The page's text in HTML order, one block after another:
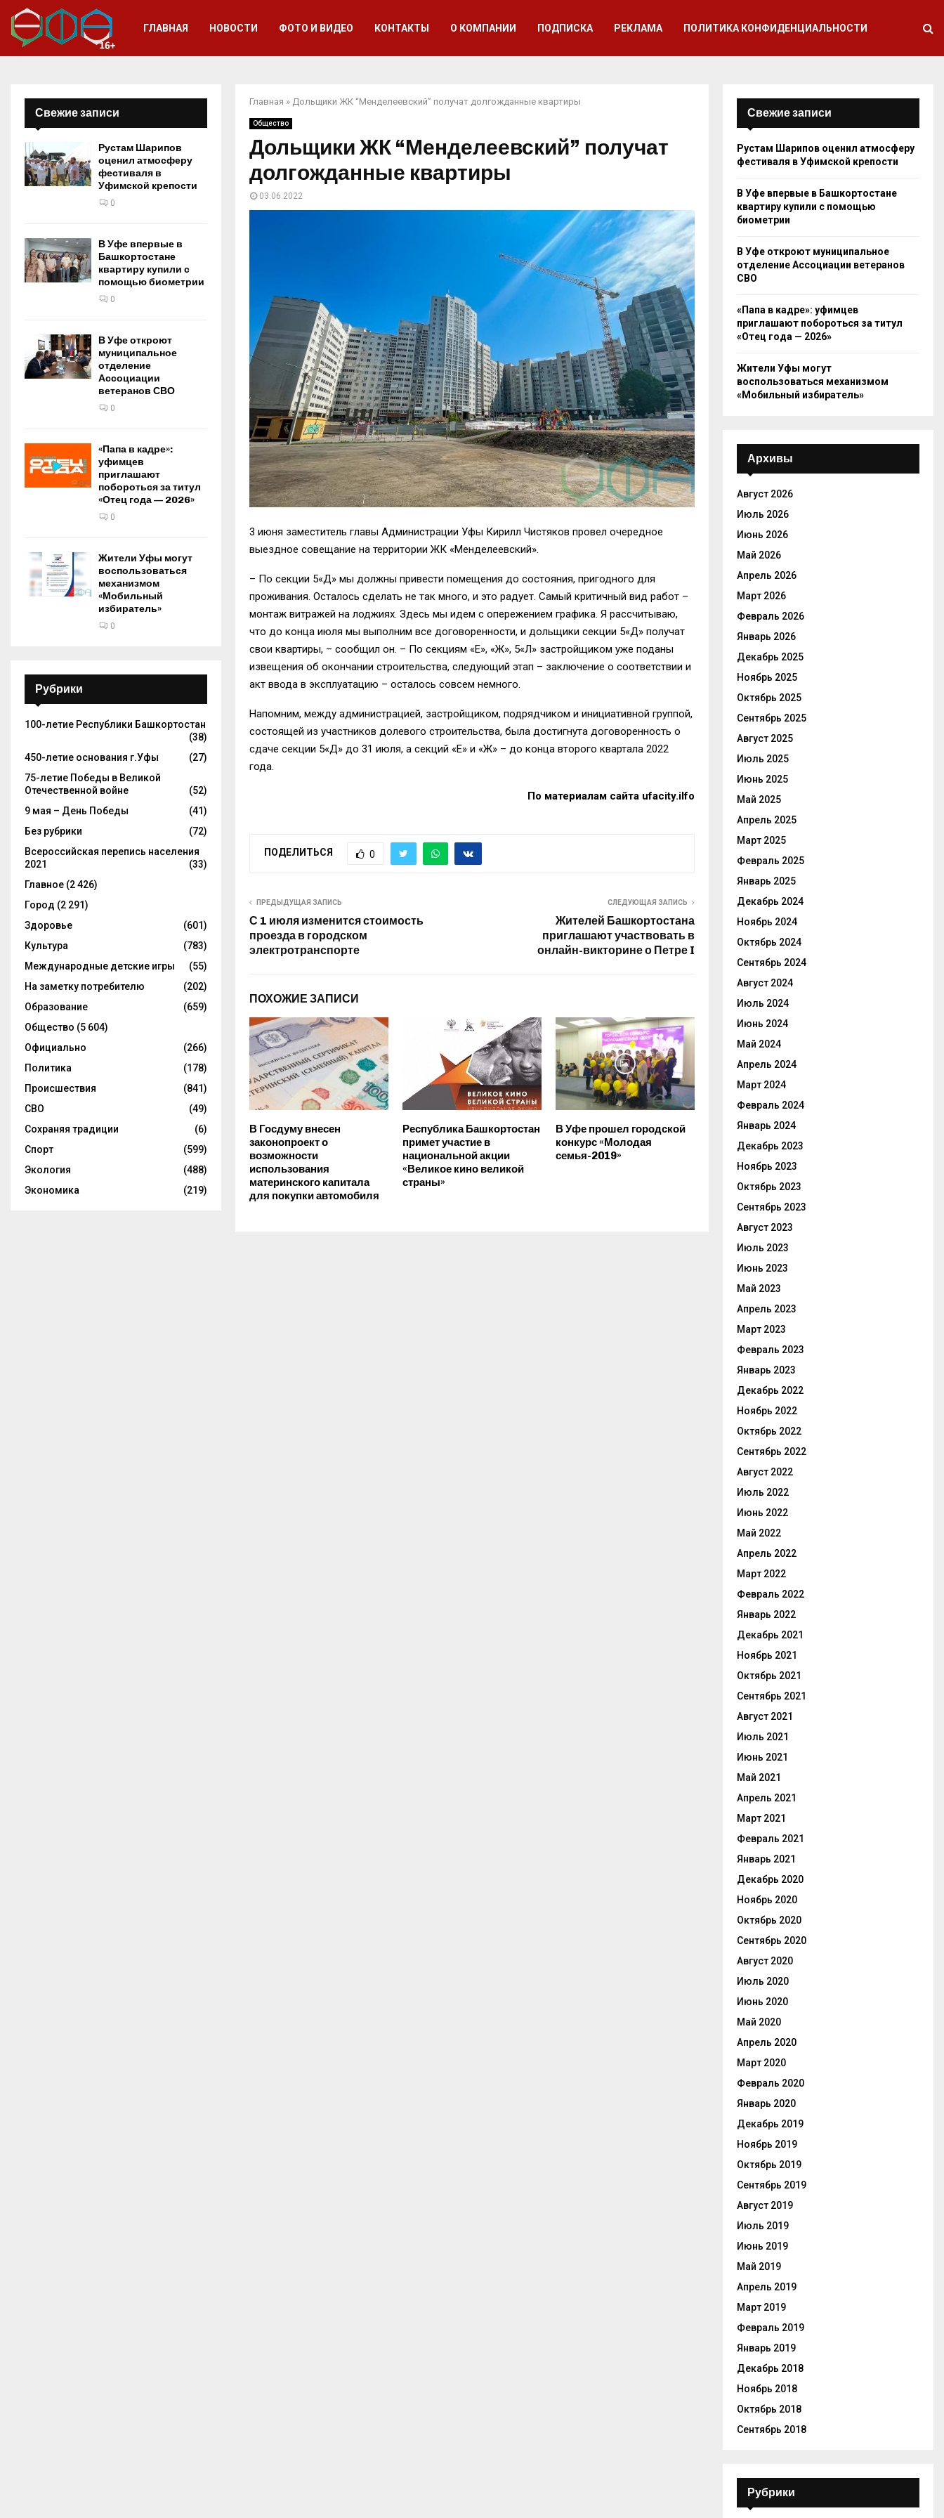
ГЛАВНАЯ НОВОСТИ ФОТО И ВИДЕО КОНТАКТЫ О КОМПАНИИ ПОДПИСКА РЕКЛАМА ПОЛИТИКА КОНФИДЕНЦИАЛЬНОСТИ
Главная » Дольщики ЖК “Менделеевский” получат долгожданные квартиры
Общество
Дольщики ЖК “Менделеевский” получат
долгожданные квартиры
03.06.2022
3 июня заместитель главы Администрации Уфы Кирилл Чистяков провел очередное
выездное совещание на территории ЖК «Менделеевский».
– По секции 5«Д» мы должны привести помещения до состояния, пригодного для
проживания. Осталось сделать не так много, и это радует. Самый критичный вид работ –
монтаж витражей на лоджиях. Здесь мы идем с опережением графика. Я рассчитываю,
что до конца июля мы выполним все договоренности, и дольщики секции 5«Д» получат
свои квартиры, – сообщил он. – По секциям «Е», «Ж», 5«Л» застройщиком уже поданы
извещения об окончании строительства, следующий этап – заключение о соответствии и
акт ввода в эксплуатацию – осталось совсем немного.
Напомним, между администрацией, застройщиком, подрядчиком и инициативной группой,
состоящей из участников долевого строительства, была достигнута договоренность о
сдаче секции 5«Д» до 31 июля, а секций «Е» и «Ж» – до конца второго квартала 2022
года.
По материалам сайта ufacity.ilfo
ПОДЕЛИТЬСЯ 0
ПРЕДЫДУЩАЯ ЗАПИСЬ
С 1 июля изменится стоимость
проезда в городском
электротранспорте
СЛЕДУЮЩАЯ ЗАПИСЬ
Жителей Башкортостана
приглашают участвовать в
онлайн-викторине о Петре I
ПОХОЖИЕ ЗАПИСИ
В Госдуму внесен
законопроект о
возможности
использования
материнского капитала
для покупки автомобиля
Республика Башкортостан
примет участие в
национальной акции
«Великое кино великой
страны»
В Уфе прошел городской
конкурс «Молодая
семья-2019»
Свежие записи
Рустам Шарипов
оценил атмосферу
фестиваля в
Уфимской крепости
0
В Уфе впервые в
Башкортостане
квартиру купили с
помощью биометрии
0
В Уфе откроют
муниципальное
отделение
Ассоциации
ветеранов СВО
0
«Папа в кадре»:
уфимцев
приглашают
побороться за титул
«Отец года — 2026»
0
Жители Уфы могут
воспользоваться
механизмом
«Мобильный
избиратель»
0
Рубрики
100-летие Республики Башкортостан
(38)
450-летие основания г.Уфы
(27)
75-летие Победы в Великой
Отечественной войне
(52)
9 мая – День Победы
(41)
Без рубрики
(72)
Всероссийская перепись населения
2021
(33)
Главное (2 426)
Город (2 291)
Здоровье
(601)
Культура
(783)
Международные детские игры
(55)
На заметку потребителю
(202)
Образование
(659)
Общество (5 604)
Официально
(266)
Политика
(178)
Происшествия
(841)
СВО
(49)
Сохраняя традиции
(6)
Спорт
(599)
Экология
(488)
Экономика
(219)
Свежие записи
Рустам Шарипов оценил атмосферу
фестиваля в Уфимской крепости
В Уфе впервые в Башкортостане
квартиру купили с помощью
биометрии
В Уфе откроют муниципальное
отделение Ассоциации ветеранов
СВО
«Папа в кадре»: уфимцев
приглашают побороться за титул
«Отец года — 2026»
Жители Уфы могут
воспользоваться механизмом
«Мобильный избиратель»
Архивы
Август 2026
Июль 2026
Июнь 2026
Май 2026
Апрель 2026
Март 2026
Февраль 2026
Январь 2026
Декабрь 2025
Ноябрь 2025
Октябрь 2025
Сентябрь 2025
Август 2025
Июль 2025
Июнь 2025
Май 2025
Апрель 2025
Март 2025
Февраль 2025
Январь 2025
Декабрь 2024
Ноябрь 2024
Октябрь 2024
Сентябрь 2024
Август 2024
Июль 2024
Июнь 2024
Май 2024
Апрель 2024
Март 2024
Февраль 2024
Январь 2024
Декабрь 2023
Ноябрь 2023
Октябрь 2023
Сентябрь 2023
Август 2023
Июль 2023
Июнь 2023
Май 2023
Апрель 2023
Март 2023
Февраль 2023
Январь 2023
Декабрь 2022
Ноябрь 2022
Октябрь 2022
Сентябрь 2022
Август 2022
Июль 2022
Июнь 2022
Май 2022
Апрель 2022
Март 2022
Февраль 2022
Январь 2022
Декабрь 2021
Ноябрь 2021
Октябрь 2021
Сентябрь 2021
Август 2021
Июль 2021
Июнь 2021
Май 2021
Апрель 2021
Март 2021
Февраль 2021
Январь 2021
Декабрь 2020
Ноябрь 2020
Октябрь 2020
Сентябрь 2020
Август 2020
Июль 2020
Июнь 2020
Май 2020
Апрель 2020
Март 2020
Февраль 2020
Январь 2020
Декабрь 2019
Ноябрь 2019
Октябрь 2019
Сентябрь 2019
Август 2019
Июль 2019
Июнь 2019
Май 2019
Апрель 2019
Март 2019
Февраль 2019
Январь 2019
Декабрь 2018
Ноябрь 2018
Октябрь 2018
Сентябрь 2018
Рубрики